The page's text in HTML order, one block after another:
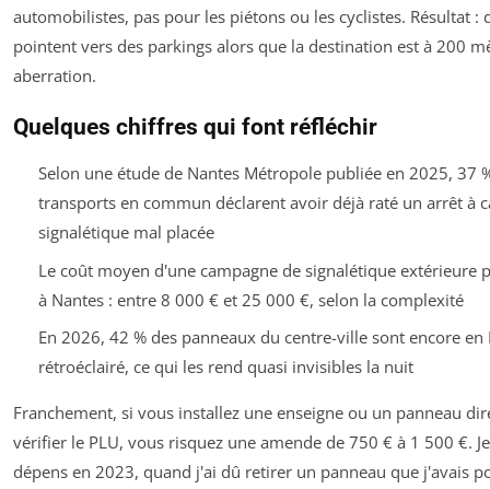
automobilistes, pas pour les piétons ou les cyclistes. Résultat :
pointent vers des parkings alors que la destination est à 200
aberration.
Quelques chiffres qui font réfléchir
Selon une étude de Nantes Métropole publiée en 2025, 37
transports en commun déclarent avoir déjà raté un arrêt à
signalétique mal placée
Le coût moyen d'une campagne de signalétique extérieure
à Nantes : entre 8 000 € et 25 000 €, selon la complexité
En 2026, 42 % des panneaux du centre-ville sont encore en
rétroéclairé, ce qui les rend quasi invisibles la nuit
Franchement, si vous installez une enseigne ou un panneau
vérifier le PLU, vous risquez une amende de 750 € à 1 500 €.
dépens en 2023, quand j'ai dû retirer un panneau que j'avais